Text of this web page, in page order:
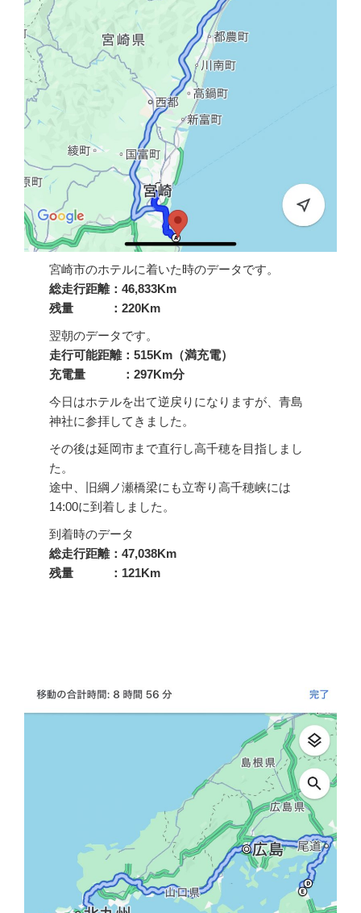
宮崎市のホテルに着いた時のデータです。
総走行距離：46,833Km
残量 ：220Km
翌朝のデータです。
走行可能距離：515Km（満充電）
充電量 ：297Km分
今日はホテルを出て逆戻りになりますが、青島
神社に参拝してきました。
その後は延岡市まで直行し高千穂を目指しまし
た。
途中、旧綱ノ瀬橋梁にも立寄り高千穂峡には
14:00に到着しました。
到着時のデータ
総走行距離：47,038Km
残量 ：121Km